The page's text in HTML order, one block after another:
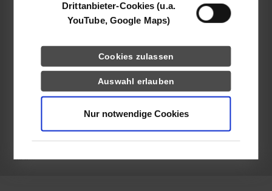
Drittanbieter-Cookies (u.a.
YouTube, Google Maps)
Cookies zulassen
Auswahl erlauben
Nur notwendige Cookies
Stuttgarter Straße 130
Waiblingen
Melanie Lang
k.A.